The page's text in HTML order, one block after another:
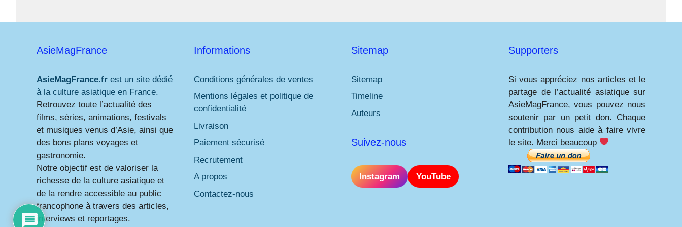
AsieMagFrance
AsieMagFrance.fr est un site dédié
à la culture asiatique en France.
Retrouvez toute l’actualité des
films, séries, animations, festivals
et musiques venus d’Asie, ainsi que
des bons plans voyages et
gastronomie.
Notre objectif est de valoriser la
richesse de la culture asiatique et
de la rendre accessible au public
francophone à travers des articles,
interviews et reportages.
Informations
Conditions générales de ventes
Mentions légales et politique de
confidentialité
Livraison
Paiement sécurisé
Recrutement
A propos
Contactez-nous
Sitemap
Sitemap
Timeline
Auteurs
Suivez-nous
Instagram YouTube
Supporters
Si vous appréciez nos articles et le
partage de l’actualité asiatique sur
AsieMagFrance, vous pouvez nous
soutenir par un petit don. Chaque
contribution nous aide à faire vivre
le site. Merci beaucoup